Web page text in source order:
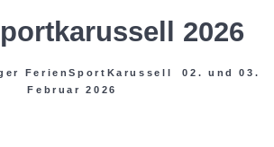
2026
FerienSportKarussell 02. und 03.
Februar 2026